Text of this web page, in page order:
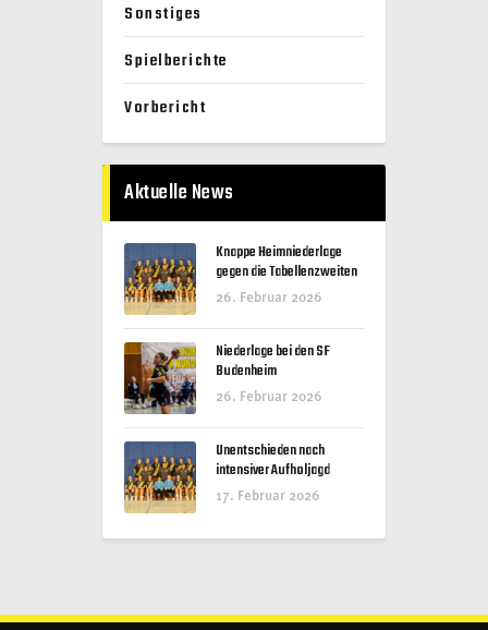
Sonstiges
Spielberichte
Vorbericht
Aktuelle News
Knappe Heimniederlage
gegen die Tabellenzweiten
26. Februar 2026
Niederlage bei den SF
Budenheim
26. Februar 2026
Unentschieden nach
intensiver Aufholjagd
17. Februar 2026